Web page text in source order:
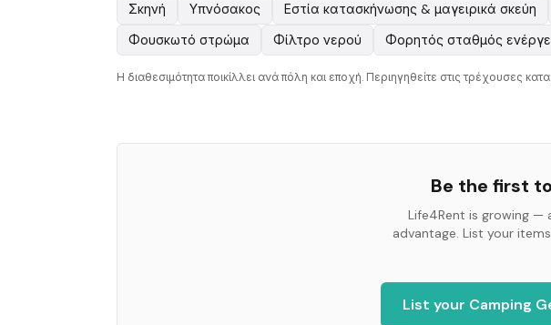
Σκηνή Υπνόσακος Εστία κατασκήνωσης & μαγειρικά σκεύη
Φουσκωτό στρώμα
Φίλτρο νερού Φορητός σταθμός
Η διαθεσιμότητα ποικίλλει ανά πόλη και εποχή. Περιηγηθείτε στις τρέχουσες
Be the first
Life4Rent is growing —
advantage. List your
List your Camping